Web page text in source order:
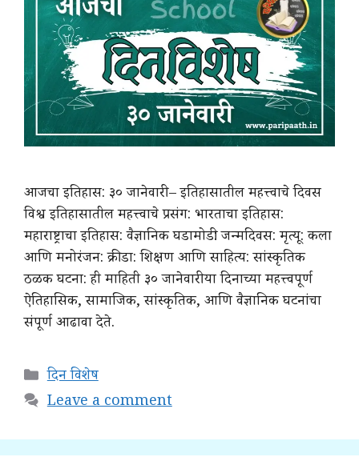
आजचा इतिहास: ३० जानेवारी – इतिहासातील महत्त्वाचे दिवस
विश्व इतिहासातील महत्त्वाचे प्रसंग: भारताचा इतिहास:
महाराष्ट्राचा इतिहास: वैज्ञानिक घडामोडी: जन्मदिवस: मृत्यू: कला
आणि मनोरंजन: क्रीडा: शिक्षण आणि साहित्य: सांस्कृतिक
ठळक घटना: ही माहिती ३० जानेवारी या दिनाच्या महत्त्वपूर्ण
ऐतिहासिक, सामाजिक, सांस्कृतिक, आणि वैज्ञानिक घटनांचा
संपूर्ण आढावा देते.
Categories
दिन विशेष
Leave a comment